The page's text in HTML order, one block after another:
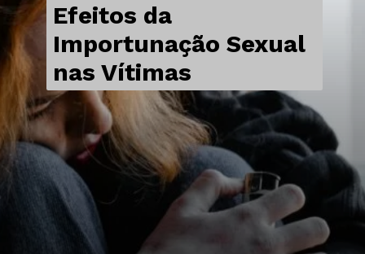
Efeitos da
Importunação Sexual
nas Vítimas